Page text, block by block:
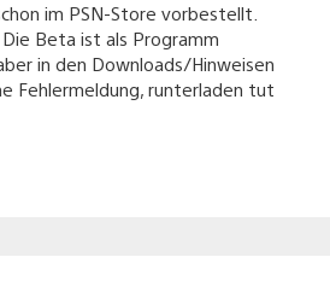
im PSN-Store vorbestellt.
Beta ist als Programm
in den Downloads/Hinweisen
Fehlermeldung, runterladen tut